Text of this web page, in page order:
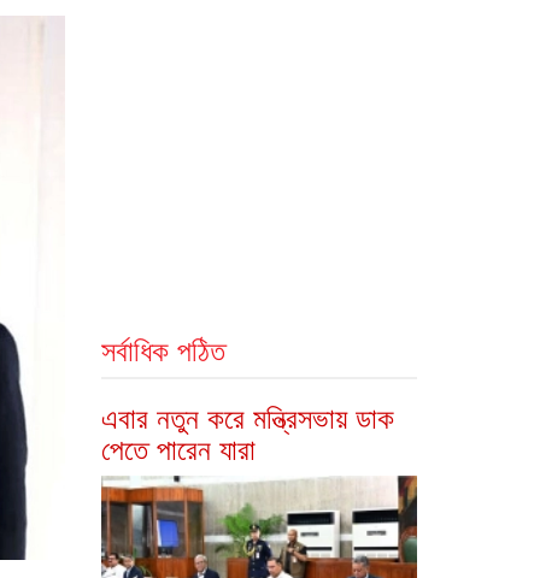
সর্বাধিক পঠিত
এবার নতুন করে মন্ত্রিসভায় ডাক
পেতে পারেন যারা